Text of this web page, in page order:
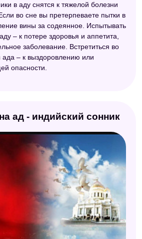
в аду снятся к тяжелой болезни
во сне вы претерпеваете пытки в
вины за содеянное. Испытывать
– к потере здоровья и аппетита,
заболевание. Встретиться во
ада – к выздоровлению или
опасности.
ад - индийский сонник